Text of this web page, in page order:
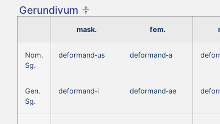
Gerundivum
mask. fem.
Nom.
Sg.
deformand‑us deformand‑a
Gen.
Sg.
deformand‑i deformand‑ae